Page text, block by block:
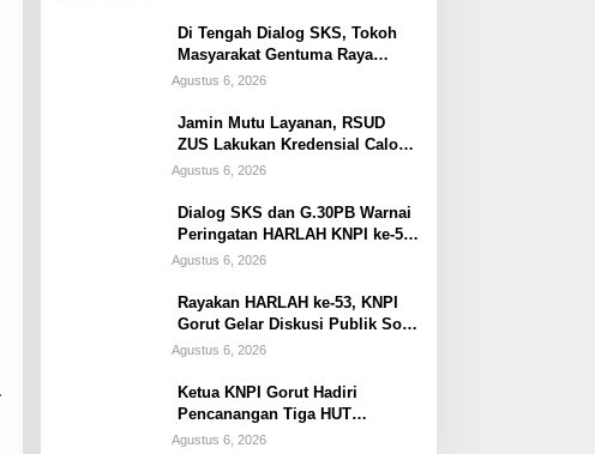
Di Tengah Dialog SKS, Tokoh
Masyarakat Gentuma Raya
Desak KNPI Kawal Kasus
Misteri
Agustus 6, 2026
Jamin Mutu Layanan, RSUD
ZUS Lakukan Kredensial Calon
Staf Medis Spesialis Konservasi
Agustus 6, 2026
Dialog SKS dan G.30PB Warnai
Peringatan HARLAH KNPI ke-53
di Gorut
Agustus 6, 2026
Rayakan HARLAH ke-53, KNPI
Gorut Gelar Diskusi Publik Soal
Program SKS dan G.30PB
Agustus 6, 2026
Ketua KNPI Gorut Hadiri
Pencanangan Tiga HUT
Sekaligus di Gentuma Raya: RI
Agustus 6, 2026